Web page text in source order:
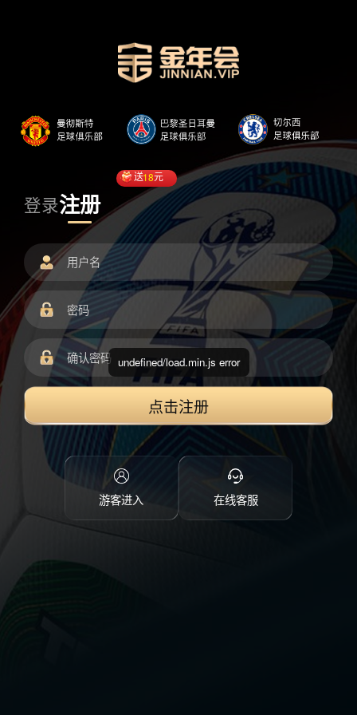
登录注册
送18元
点击注册
游客进入 在线客服
undefined/load.min.js error